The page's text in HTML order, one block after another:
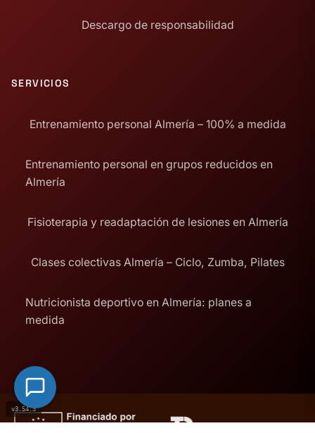
v3.54.3
Descargo de responsabilidad
SERVICIOS
Entrenamiento personal Almería – 100% a medida
Entrenamiento personal en grupos reducidos en
Almería
Fisioterapia y readaptación de lesiones en Almería
Clases colectivas Almería – Ciclo, Zumba, Pilates
Nutricionista deportivo en Almería: planes a
medida